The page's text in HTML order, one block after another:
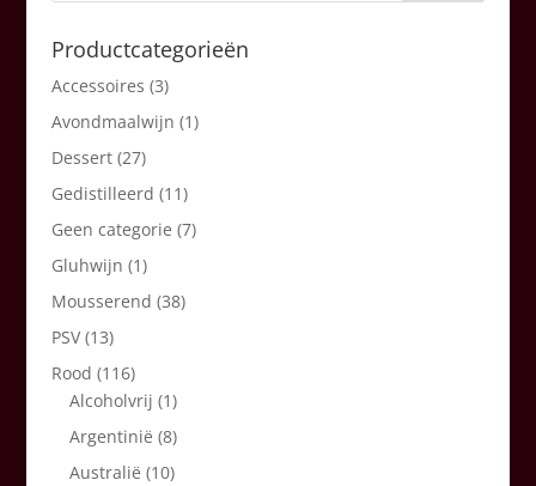
Productcategorieën
Accessoires (3)
Avondmaalwijn (1)
Dessert (27)
Gedistilleerd (11)
Geen categorie (7)
Gluhwijn (1)
Mousserend (38)
PSV (13)
Rood (116)
Alcoholvrij (1)
Argentinië (8)
Australië (10)